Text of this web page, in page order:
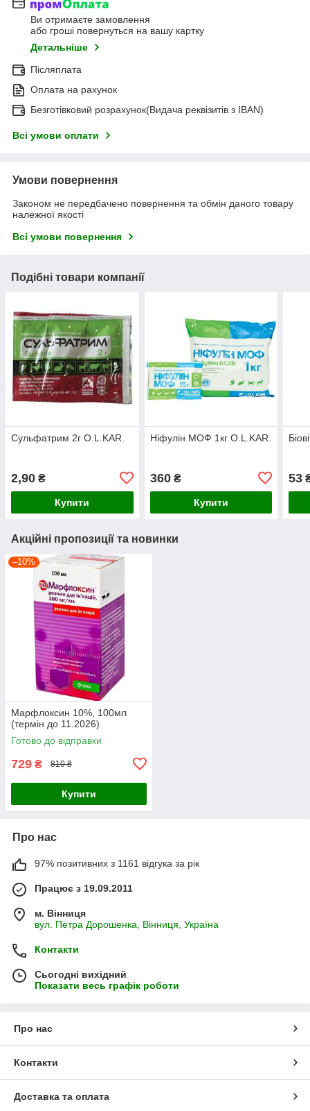
Ви отримаєте замовлення
або гроші повернуться на вашу картку
Детальніше
Післяплата
Оплата на рахунок
Безготівковий розрахунок(Видача реквізитів з IBAN)
Всі умови оплати
Умови повернення
Законом не передбачено повернення та обмін даного товару
належної якості
Всі умови повернення
Подібні товари компанії
Сульфатрим 2г O.L.KAR.
2,90 ₴
Купити
Ніфулін МОФ 1кг O.L.KAR.
360₴
Купити
53
Акційні пропозиції та новинки
–10%
Марфлоксин 10%, 100мл
(термін до 11.2026)
Готово до відправки
729 ₴ 810 ₴
Купити
Про нас
97% позитивних з 1161 відгука за рік
Працює з 19.09.2011
м. Вінниця
вул. Петра Дорошенка, Вінниця, Україна
Контакти
Сьогодні вихідний
Показати весь графік роботи
Про нас
Контакти
Доставка та оплата